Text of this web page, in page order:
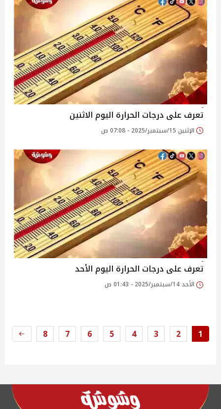
تعرف على درجات الحرارة اليوم الاثنين
الإثنين 15/سبتمبر/2025 - 07:08 ص
تعرف على درجات الحرارة اليوم الأحد
الأحد 14/سبتمبر/2025 - 01:43 ص
1
2
3
4
5
6
7
8